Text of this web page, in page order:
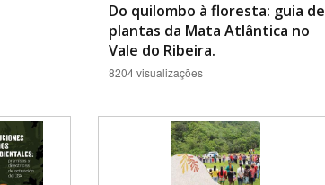
Do quilombo à floresta: guia de
plantas da Mata Atlântica no
Vale do Ribeira.
8204 visualizações